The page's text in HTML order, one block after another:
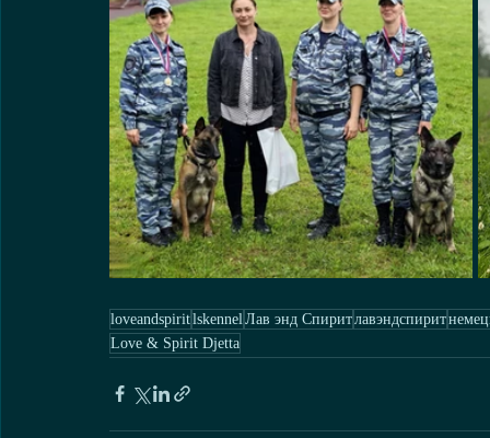
loveandspiritlskennel Лав энд Спиритлавэндспирит
Love & Spirit Djetta